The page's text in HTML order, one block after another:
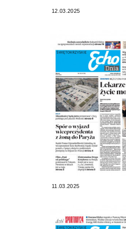
12.03.2025
11.03.2025